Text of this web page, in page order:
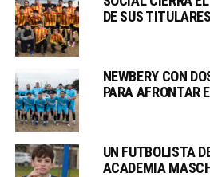
DE SUS TITULARES
NEWBERY CON
PARA AFRONTAR
UN FUTBOLISTA
ACADEMIA